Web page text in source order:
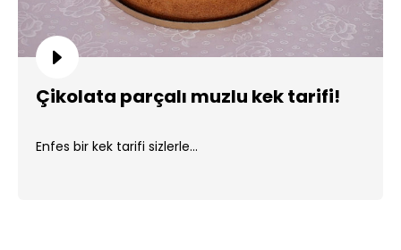
Çikolata parçalı muzlu kek tarifi!
Enfes bir kek tarifi sizlerle...